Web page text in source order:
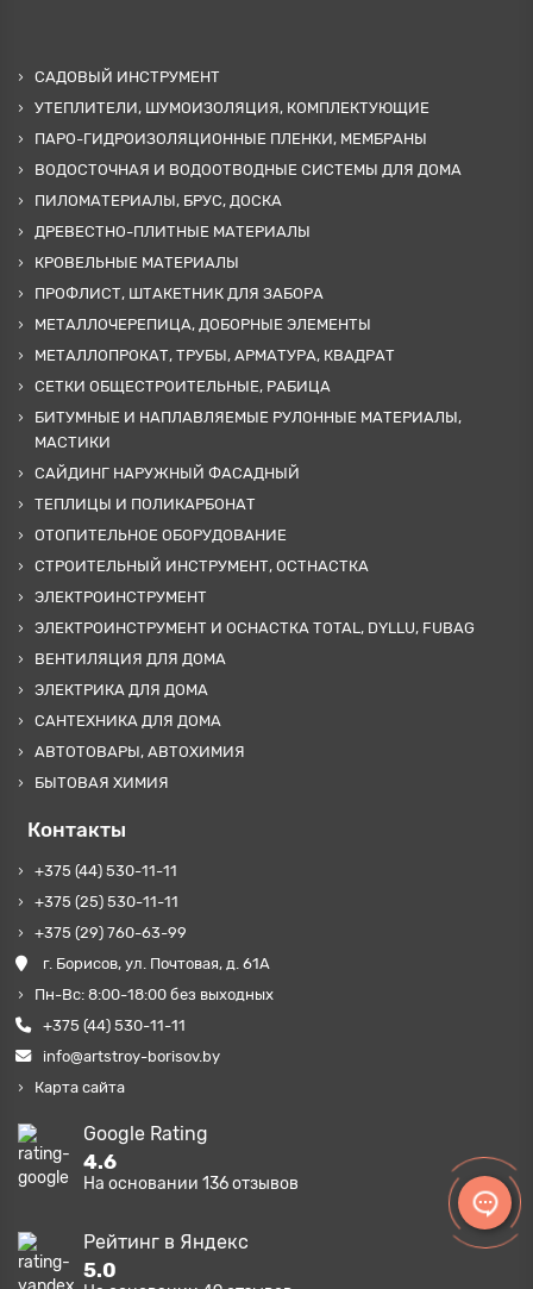
САДОВЫЙ ИНСТРУМЕНТ
УТЕПЛИТЕЛИ, ШУМОИЗОЛЯЦИЯ, КОМПЛЕКТУЮЩИЕ
ПАРО-ГИДРОИЗОЛЯЦИОННЫЕ ПЛЕНКИ, МЕМБРАНЫ
ВОДОСТОЧНАЯ И ВОДООТВОДНЫЕ СИСТЕМЫ ДЛЯ ДОМА
ПИЛОМАТЕРИАЛЫ, БРУС, ДОСКА
ДРЕВЕСТНО-ПЛИТНЫЕ МАТЕРИАЛЫ
КРОВЕЛЬНЫЕ МАТЕРИАЛЫ
ПРОФЛИСТ, ШТАКЕТНИК ДЛЯ ЗАБОРА
МЕТАЛЛОЧЕРЕПИЦА, ДОБОРНЫЕ ЭЛЕМЕНТЫ
МЕТАЛЛОПРОКАТ, ТРУБЫ, АРМАТУРА, КВАДРАТ
СЕТКИ ОБЩЕСТРОИТЕЛЬНЫЕ, РАБИЦА
БИТУМНЫЕ И НАПЛАВЛЯЕМЫЕ РУЛОННЫЕ МАТЕРИАЛЫ,
МАСТИКИ
САЙДИНГ НАРУЖНЫЙ ФАСАДНЫЙ
ТЕПЛИЦЫ И ПОЛИКАРБОНАТ
ОТОПИТЕЛЬНОЕ ОБОРУДОВАНИЕ
СТРОИТЕЛЬНЫЙ ИНСТРУМЕНТ, ОСТНАСТКА
ЭЛЕКТРОИНСТРУМЕНТ
ЭЛЕКТРОИНСТРУМЕНТ И ОСНАСТКА TOTAL, DYLLU, FUBAG
ВЕНТИЛЯЦИЯ ДЛЯ ДОМА
ЭЛЕКТРИКА ДЛЯ ДОМА
САНТЕХНИКА ДЛЯ ДОМА
АВТОТОВАРЫ, АВТОХИМИЯ
БЫТОВАЯ ХИМИЯ
Контакты
+375 (44) 530-11-11
+375 (25) 530-11-11
+375 (29) 760-63-99
г. Борисов, ул. Почтовая, д. 61А
Пн-Вс: 8:00-18:00 без выходных
+375 (44) 530-11-11
info@artstroy-borisov.by
Карта сайта
Google Rating
4.6
На основании 136отзывов
Рейтинг в Яндекс
5.0